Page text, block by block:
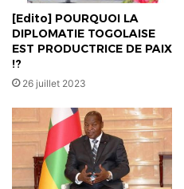
cours
de
la
dernière
décennie
[Edito] POURQUOI LA
DIPLOMATIE TOGOLAISE
EST PRODUCTRICE DE PAIX
!?
26 juillet 2023